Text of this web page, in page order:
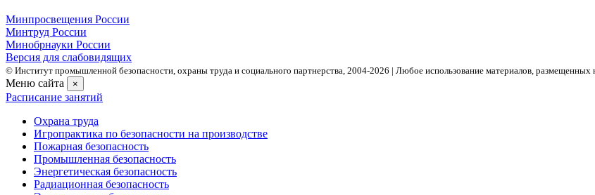
Минпросвещения России
Минтруд России
Минобрнауки России
Версия для слабовидящих
© Институт промышленной безопасности, охраны труда и социального партнерства, 2004- 2026 | Любое использование материалов, размещенных
Меню сайта ×
Расписание занятий
Охрана труда
Игропрактика по безопасности на производстве
Пожарная безопасность
Промышленная безопасность
Энергетическая безопасность
Радиационная безопасность